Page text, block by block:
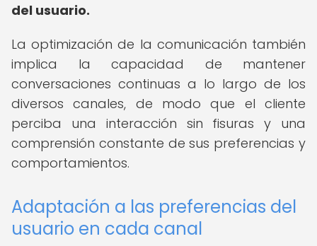
del usuario.
La optimización de la comunicación también
implica la capacidad de mantener
conversaciones continuas a lo largo de los
diversos canales, de modo que el cliente
perciba una interacción sin fisuras y una
comprensión constante de sus preferencias y
comportamientos.
Adaptación a las preferencias del
usuario en cada canal